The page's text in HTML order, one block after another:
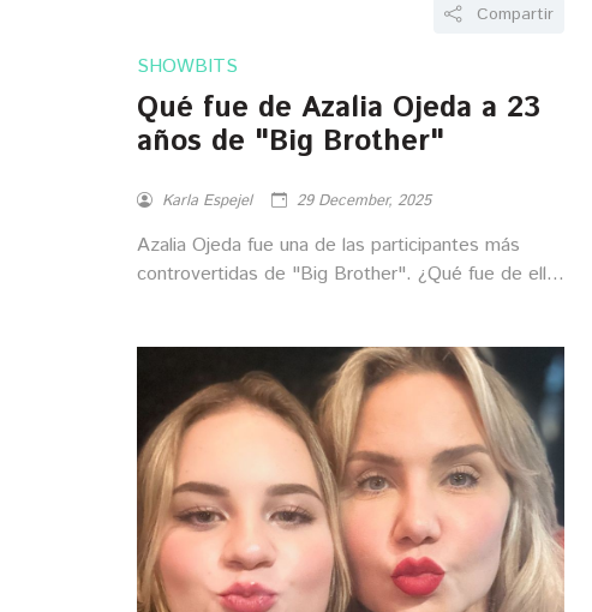
Compartir
SHOWBITS
Qué fue de Azalia Ojeda a 23
años de "Big Brother"
Karla Espejel 29 December, 2025
Azalia Ojeda fue una de las participantes más
controvertidas de "Big Brother". ¿Qué fue de ella